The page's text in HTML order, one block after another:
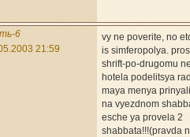
6
21:59
vy ne poverite, no
is simferopolya.
shrift-po-drugomu
hotela podelitsya
maya menya
na vyezdnom
esche ya provela 2
shabbata!!!(pravda